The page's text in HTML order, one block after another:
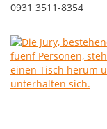
0931 3511-8354